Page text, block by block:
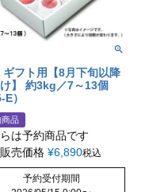
ギフト用【8月下旬以降
】 約3kg／7～13個
E）
商品
は予約商品です
売価格 ¥6,890税込
予約受付期間